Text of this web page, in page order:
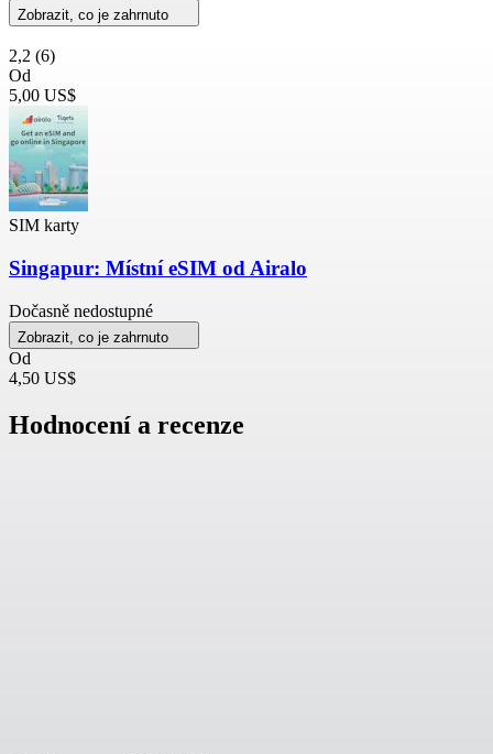
Zobrazit, co je zahrnuto
2,2 (6)
Od
5,00 US$
SIM karty
Singapur: Místní eSIM od Airalo
Dočasně nedostupné
Zobrazit, co je zahrnuto
Od
4,50 US$
Hodnocení a recenze